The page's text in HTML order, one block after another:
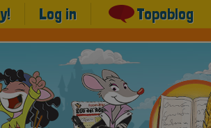
Log in Topoblog